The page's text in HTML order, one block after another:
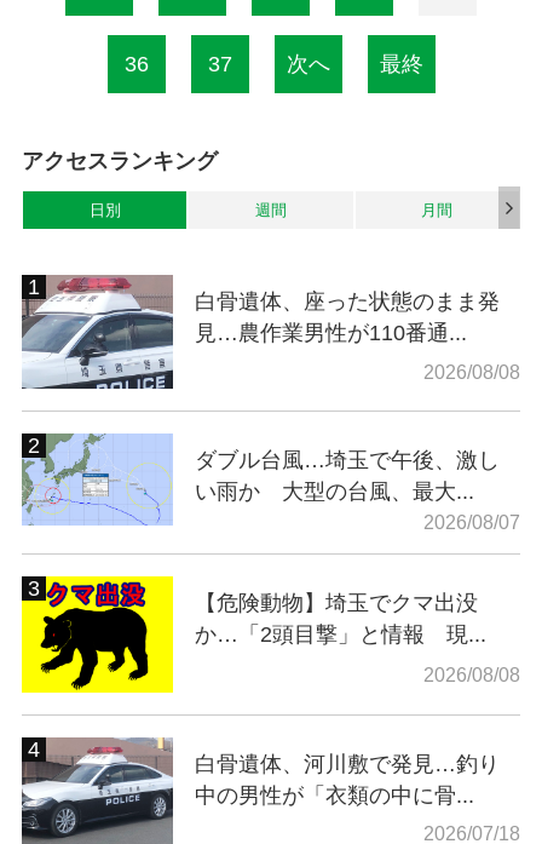
36 37 次へ 最終
アクセスランキング
日別 週間 月間
白骨遺体、座った状態のまま発
見…農作業男性が110番通...
2026/08/08
ダブル台風…埼玉で午後、激し
い雨か 大型の台風、最大...
2026/08/07
【危険動物】埼玉でクマ出没
か…「2頭目撃」と情報 現...
2026/08/08
白骨遺体、河川敷で発見…釣り
中の男性が「衣類の中に骨...
2026/07/18